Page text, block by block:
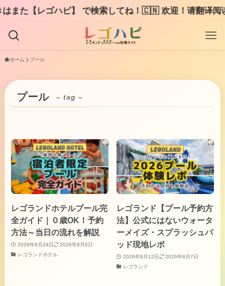
また【レゴハピ】 で検索してね！🇨🇳 欢迎！请翻译阅读
ホーム プール
プール – tag –
レゴランドホテルプール完
全ガイド｜０歳OK！予約
方法～当日の流れを解説
2026年6月24日
2026年8月6日
レゴランドホテル
レゴランド【プール予約方
法】公式にはないウォータ
ーメイズ・スプラッシュパ
ッド現地レポ
2026年6月12日
2026年8月7日
レゴランド